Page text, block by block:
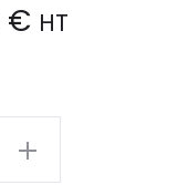
€ HT